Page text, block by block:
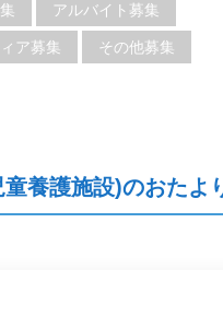
アルバイト募集
ア募集 その他募集
養護施設)のおたよ